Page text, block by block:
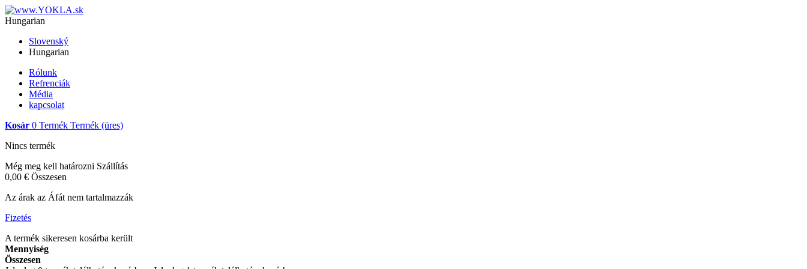
Hungarian
Slovenský
Hungarian
Rólunk
Refrenciák
Média
kapcsolat
Kosár 0 Termék Termék (üres)
Nincs termék
Még meg kell határozni Szállítás
0,00 € Összesen
Az árak az Áfát nem tartalmazzák
Fizetés
A termék sikeresen kosárba került
Mennyiség
Összesen